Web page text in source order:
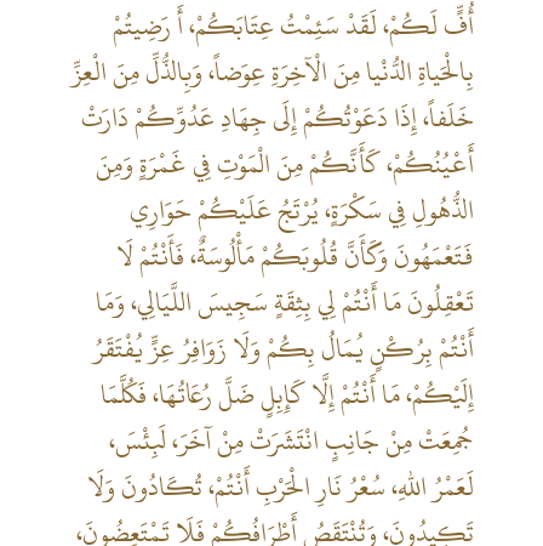
أُفٍّ لَكُمْ، لَقَدْ سَئِمْتُ عِتَابَكُمْ، أَ رَضِيتُمْ
بِالْحَياةِ الدُّنْيا مِنَ الْآخِرَةِ عِوَضاً، وَبِالذُّلِّ مِنَ الْعِزِّ
خَلَفاً، إِذَا دَعَوْتُكُمْ إِلَى جِهَادِ عَدُوِّكُمْ دَارَتْ
أَعْيُنُكُمْ، كَأَنَّكُمْ مِنَ الْمَوْتِ فِي غَمْرَةٍ وَمِنَ
الذُّهُولِ فِي سَكْرَةٍ، يُرْتَجُ عَلَيْكُمْ حَوَارِي
فَتَعْمَهُونَ وَكَأَنَّ قُلُوبَكُمْ مَأْلُوسَةٌ، فَأَنْتُمْ لَا
تَعْقِلُونَ مَا أَنْتُمْ لِي بِثِقَةٍ سَجِيسَ اللَّيَالِي، وَمَا
أَنْتُمْ بِرُكْنٍ يُمَالُ بِكُمْ وَلَا زَوَافِرُ عِزٍّ يُفْتَقَرُ
إِلَيْكُمْ، مَا أَنْتُمْ إِلَّا كَإِبِلٍ ضَلَّ رُعَاتُهَا، فَكُلَّمَا
جُمِعَتْ مِنْ جَانِبٍ انْتَشَرَتْ مِنْ آخَرَ، لَبِئْسَ،
لَعَمْرُ اللهِ، سُعْرُ نَارِ الْحَرْبِ أَنْتُمْ، تُكَادُونَ وَلَا
تَكِيدُونَ، وَتُنْتَقَصُ أَطْرَافُكُمْ فَلَا تَمْتَعِضُونَ،